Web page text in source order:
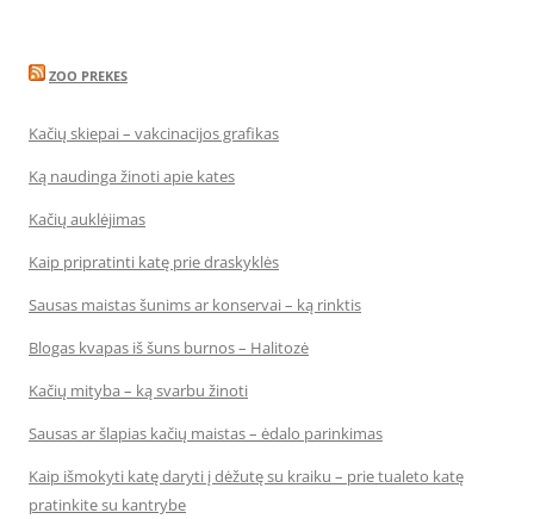
ZOO PREKES
Kačių skiepai – vakcinacijos grafikas
Ką naudinga žinoti apie kates
Kačių auklėjimas
Kaip pripratinti katę prie draskyklės
Sausas maistas šunims ar konservai – ką rinktis
Blogas kvapas iš šuns burnos – Halitozė
Kačių mityba – ką svarbu žinoti
Sausas ar šlapias kačių maistas – ėdalo parinkimas
Kaip išmokyti katę daryti į dėžutę su kraiku – prie tualeto katę
pratinkite su kantrybe